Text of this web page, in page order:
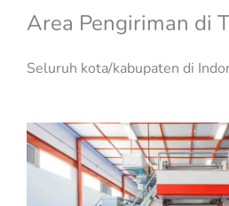
Area Pengiriman di
Seluruh kota/kabupaten di